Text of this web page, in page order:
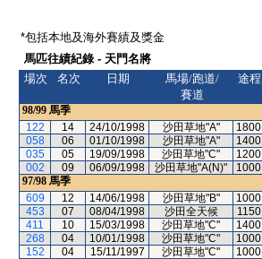
*包括本地及海外賽績及獎金
馬匹往績紀錄 - 天門名將
場次
名次 日期
馬場/跑道/
賽道
途程
98/99 馬季
122
14 24/10/1998 沙田草地"A" 1800
058
06 01/10/1998 沙田草地"A" 1400
035
05 19/09/1998 沙田草地"C" 1200
002
09 06/09/1998 沙田草地"A(N)" 1000
97/98 馬季
609
12 14/06/1998 沙田草地"B" 1000
453
07 08/04/1998 沙田全天候 1150
411
10 15/03/1998 沙田草地"C" 1400
268
04 10/01/1998 沙田草地"C" 1000
152
04 15/11/1997 沙田草地"C" 1000